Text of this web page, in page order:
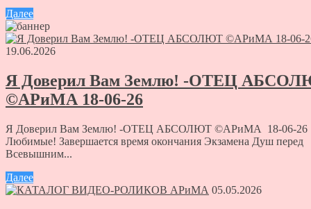
Далее
19.06.2026
Я Доверил Вам Землю! -ОТЕЦ
©АРиМА 18-06-26
Я Доверил Вам Землю! -ОТЕЦ АБСОЛЮТ ©АРиМА 18-06-26
Любимые! Завершается время окончания Экзамена Душ перед
Всевышним...
Далее
05.05.2026